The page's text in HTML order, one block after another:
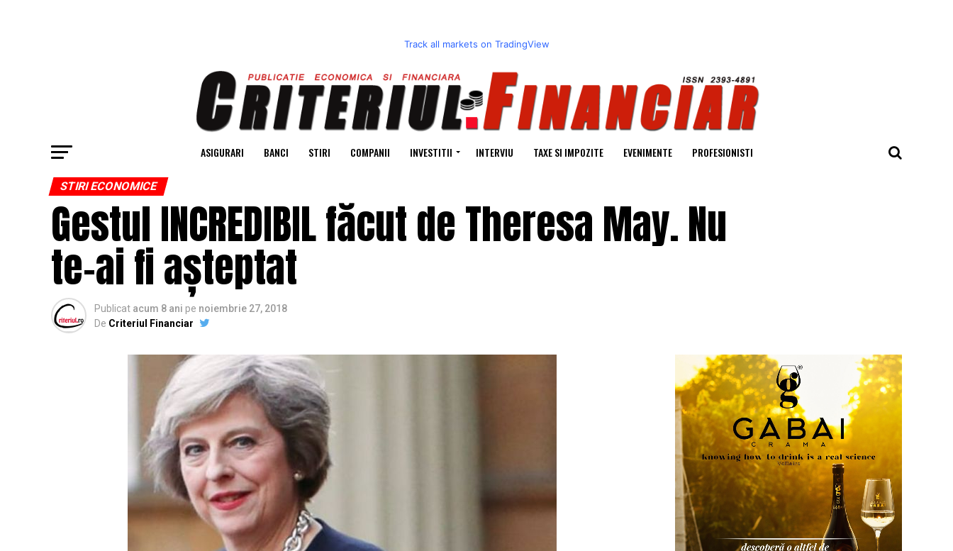
Track all markets on TradingView
ASIGURARI BANCI STIRI COMPANII INVESTITII INTERVIU TAXE SI IMPOZITE EVENIMENTE PROFESIONISTI
STIRI ECONOMICE
Gestul INCREDIBIL făcut de Theresa May. Nu
te-ai fi așteptat
Publicat acum 8 ani pe noiembrie 27, 2018
De Criteriul Financiar